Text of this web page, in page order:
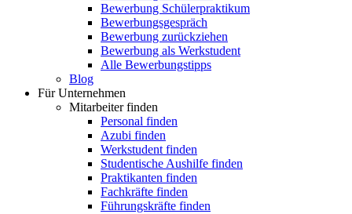
Bewerbung Schülerpraktikum
Bewerbungsgespräch
Bewerbung zurückziehen
Bewerbung als Werkstudent
Alle Bewerbungstipps
Blog
Für Unternehmen
Mitarbeiter finden
Personal finden
Azubi finden
Werkstudent finden
Studentische Aushilfe finden
Praktikanten finden
Fachkräfte finden
Führungskräfte finden